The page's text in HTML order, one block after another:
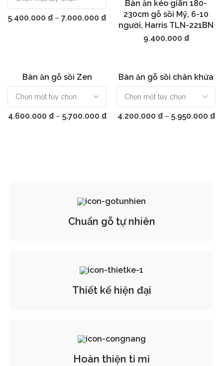
5.400.000 ₫ – 7.000.000 ₫
Thêm vào giỏ hàng
Bàn ăn kéo giãn 180-
230cm gỗ sồi Mỹ, 6-10
người, Harris TLN-221BN
9.400.000 ₫
Chọn
Bàn ăn gỗ sồi Zen
4.600.000 ₫ – 5.700.000 ₫
Chọn
Bàn ăn gỗ sồi chân khứa
4.200.000 ₫ – 5.950.000 ₫
Chuẩn gỗ tự nhiên
Thiết kế hiện đại
Hoàn thiện tỉ mỉ